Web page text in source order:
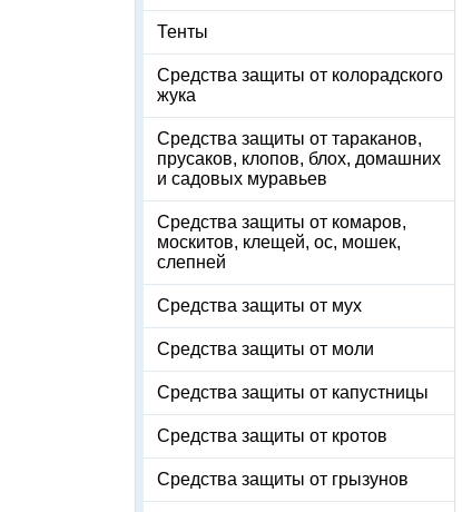
Тенты
Средства защиты от колорадского
жука
Средства защиты от тараканов,
прусаков, клопов, блох, домашних
и садовых муравьев
Средства защиты от комаров,
москитов, клещей, ос, мошек,
слепней
Средства защиты от мух
Средства защиты от моли
Средства защиты от капустницы
Средства защиты от кротов
Средства защиты от грызунов